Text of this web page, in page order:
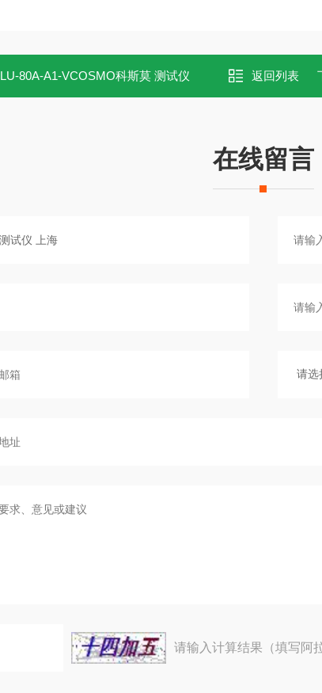
LU‑80A‑A1‑VCOSMO科斯莫 测试仪 返回列表
在线留言
请输入计算结果（填写阿